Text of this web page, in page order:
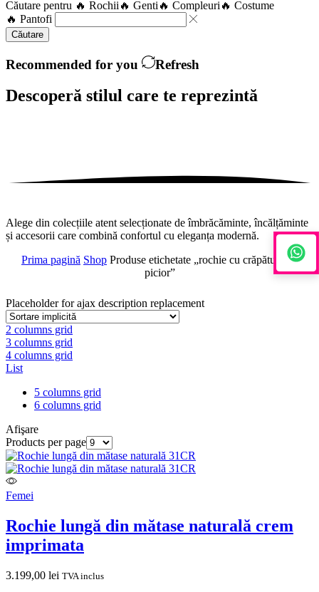
Căutare pentru 🔥 Rochii 🔥 Genti 🔥 Compleuri 🔥 Costume
🔥 Pantofi
Căutare
Recommended for you Refresh
Descoperă stilul care te reprezintă
Alege din colecțiile atent selecționate de îmbrăcăminte, încălțăminte
și accesorii care combină confortul cu eleganța modernă.
Prima pagină Shop Produse etichetate „rochie cu crăpătură pe
picior”
Placeholder for ajax description replacement
2 columns grid
3 columns grid
4 columns grid
List
5 columns grid
6 columns grid
Afişare
Products per page
Femei
Rochie lungă din mătase naturală crem
imprimata
3.199,00 lei TVA inclus